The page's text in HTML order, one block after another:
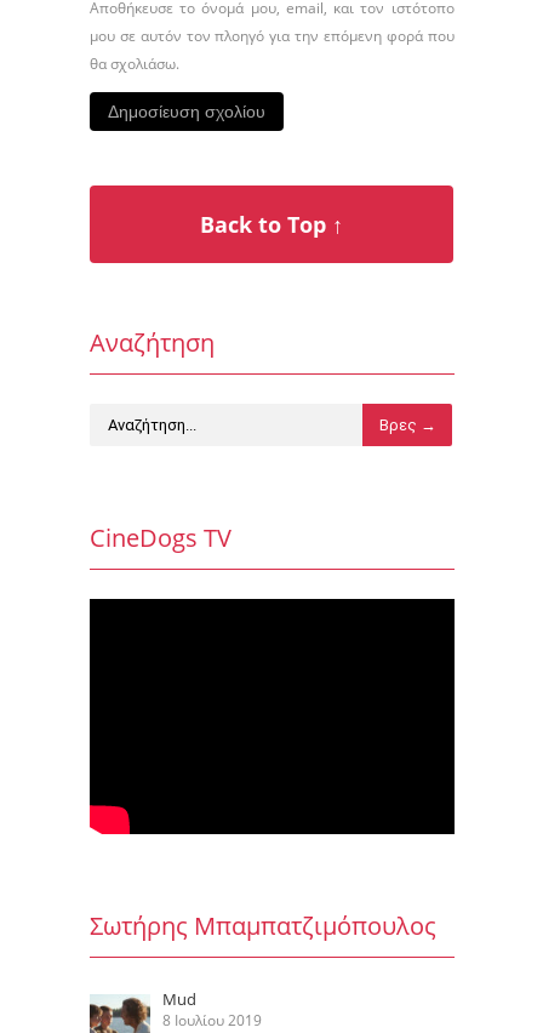
Αποθήκευσε το όνομά μου, email, και τον ιστότοπο
μου σε αυτόν τον πλοηγό για την επόμενη φορά που
θα σχολιάσω.
Back to Top ↑
Αναζήτηση
CineDogs TV
Σωτήρης Μπαμπατζιμόπουλος
Mud
8 Ιουλίου 2019